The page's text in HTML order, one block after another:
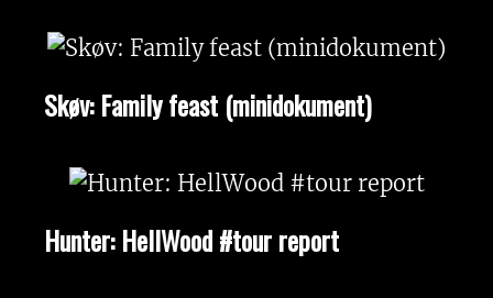
Skøv: Family feast (minidokument)
Hunter: HellWood #tour report